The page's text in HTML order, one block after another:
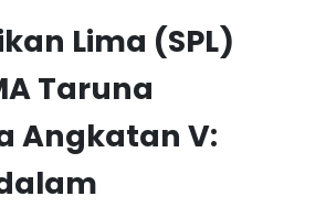
Lima (SPL)
Taruna
Angkatan V: